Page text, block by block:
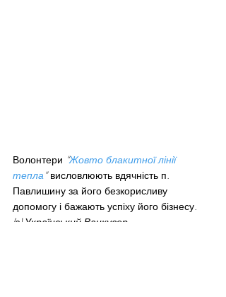
Волонтери “Жовто блакитної лінії
тепла “ висловлюють вдячність п.
Павлишину за його безкорисливу
допомогу і бажають успіху його бізнесу.
(с) Український Ванкувер